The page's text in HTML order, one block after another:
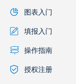
图表入门
填报入门
操作指南
授权注册